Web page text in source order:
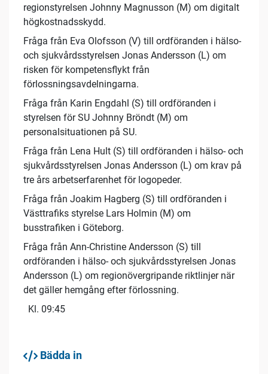
regionstyrelsen Johnny Magnusson (M) om digitalt
högkostnadsskydd.
Fråga från Eva Olofsson (V) till ordföranden i hälso-
och sjukvårdsstyrelsen Jonas Andersson (L) om
risken för kompetensflykt från
förlossningsavdelningarna.
Fråga från Karin Engdahl (S) till ordföranden i
styrelsen för SU Johnny Bröndt (M) om
personalsituationen på SU.
Fråga från Lena Hult (S) till ordföranden i hälso- och
sjukvårdsstyrelsen Jonas Andersson (L) om krav på
tre års arbetserfarenhet för logopeder.
Fråga från Joakim Hagberg (S) till ordföranden i
Västtrafiks styrelse Lars Holmin (M) om
busstrafiken i Göteborg.
Fråga från Ann-Christine Andersson (S) till
ordföranden i hälso- och sjukvårdsstyrelsen Jonas
Andersson (L) om regionövergripande riktlinjer när
det gäller hemgång efter förlossning.
Kl. 09:45
Bädda in